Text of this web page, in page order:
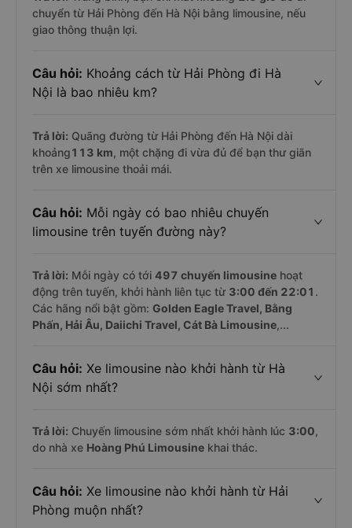
chuyển từ Hải Phòng đến Hà Nội bằng limousine, nếu
giao thông thuận lợi.
Câu hỏi: Khoảng cách từ Hải Phòng đi Hà
Nội là bao nhiêu km?
Trả lời: Quãng đường từ Hải Phòng đến Hà Nội dài
khoảng113 km, một chặng đi vừa đủ để bạn thư giãn
trên xe limousine thoải mái.
Câu hỏi: Mỗi ngày có bao nhiêu chuyến
limousine trên tuyến đường này?
Trả lời: Mỗi ngày có tới 497 chuyến limousine hoạt
động trên tuyến, khởi hành liên tục từ 3:00 đến 22:01 .
Các hãng nổi bật gồm: Golden Eagle Travel, Bằng
Phấn, Hải Âu, Daiichi Travel, Cát Bà Limousine,...
Câu hỏi: Xe limousine nào khởi hành từ Hà
Nội sớm nhất?
Trả lời: Chuyến limousine sớm nhất khởi hành lúc 3:00,
do nhà xe Hoàng Phú Limousine khai thác.
Câu hỏi: Xe limousine nào khởi hành từ Hải
Phòng muộn nhất?